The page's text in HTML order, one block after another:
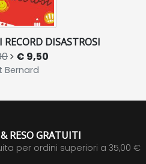
DISASTROSI
€ 9,50
Bernard
RESO GRATUITI
per ordini superiori a 35,00 €